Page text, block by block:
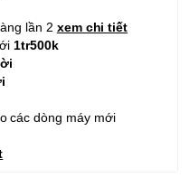
lần 2 xem chi tiết
1tr500k
các dòng máy mới